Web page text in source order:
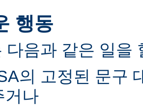
행동
다음과 같은 일을
의 고정된 문구
거나